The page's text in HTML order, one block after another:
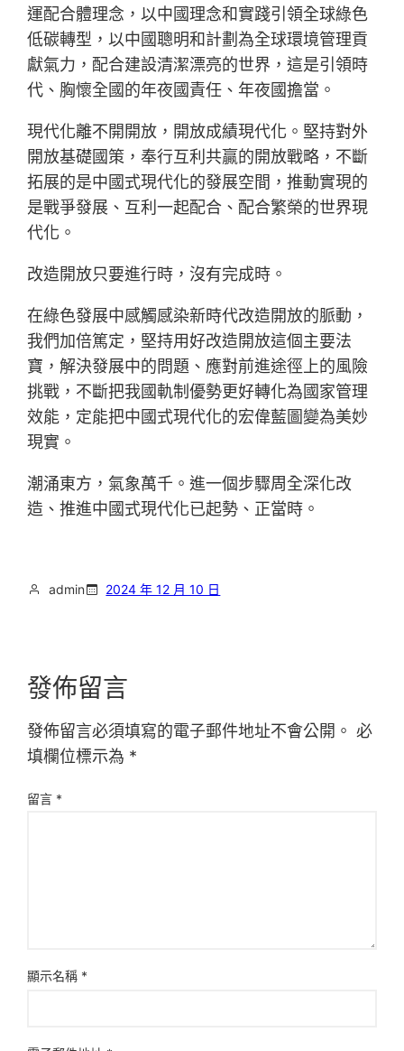
運配合體理念，以中國理念和實踐引領全球綠色
低碳轉型，以中國聰明和計劃為全球環境管理貢
獻氣力，配合建設清潔漂亮的世界，這是引領時
代、胸懷全國的年夜國責任、年夜國擔當。
現代化離不開開放，開放成績現代化。堅持對外
開放基礎國策，奉行互利共贏的開放戰略，不斷
拓展的是中國式現代化的發展空間，推動實現的
是戰爭發展、互利一起配合、配合繁榮的世界現
代化。
改造開放只要進行時，沒有完成時。
在綠色發展中感觸感染新時代改造開放的脈動，
我們加倍篤定，堅持用好改造開放這個主要法
寶，解決發展中的問題、應對前進途徑上的風險
挑戰，不斷把我國軌制優勢更好轉化為國家管理
效能，定能把中國式現代化的宏偉藍圖變為美妙
現實。
潮涌東方，氣象萬千。進一個步驟周全深化改
造、推進中國式現代化已起勢、正當時。
admin 2024 年 12 月 10 日
發佈留言
發佈留言必須填寫的電子郵件地址不會公開。 必
填欄位標示為 *
留言 *
顯示名稱 *